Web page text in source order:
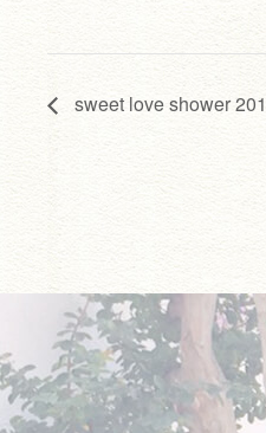
sweet love shower